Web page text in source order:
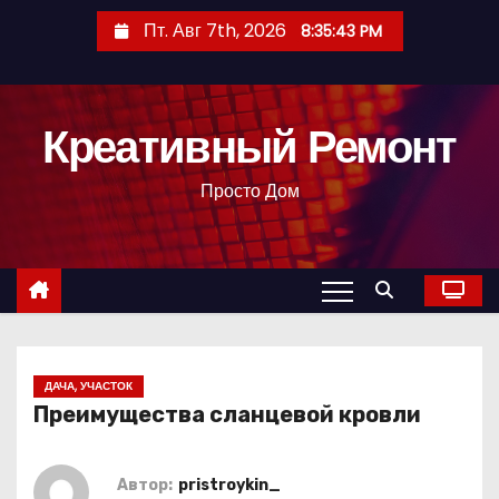
с
Пт. Авг 7th, 2026 8:35:44 PM
Креативный Ремонт
Просто Дом
ДАЧА, УЧАСТОК
Преимущества сланцевой кровли
Автор: pristroykin_